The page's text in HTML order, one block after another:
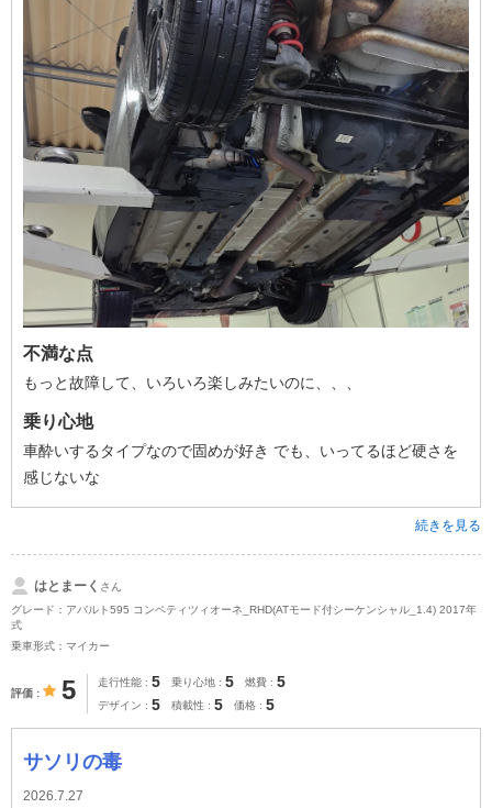
不満な点
もっと故障して、いろいろ楽しみたいのに、、、
乗り心地
車酔いするタイプなので固めが好き でも、いってるほど硬さを
感じないな
続きを見る
はとまーく さん
グレード：アバルト595 コンペティツィオーネ_RHD(ATモード付シーケンシャル_1.4) 2017年
式
乗車形式：マイカー
評価 5 走行性能 5 乗り心地 5 燃費 5
デザイン 5 積載性 5 価格 5
サソリの毒
2026.7.27